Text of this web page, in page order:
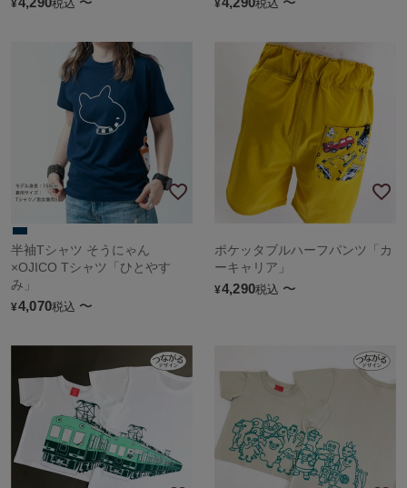
¥ 税込 ¥ 税込
半袖Tシャツ そうにゃん
×OJICO Tシャツ「ひとやす
み」
¥4,070税込 〜
ポケッタブルハーフパンツ「カ
ーキャリア」
¥4,290税込 〜